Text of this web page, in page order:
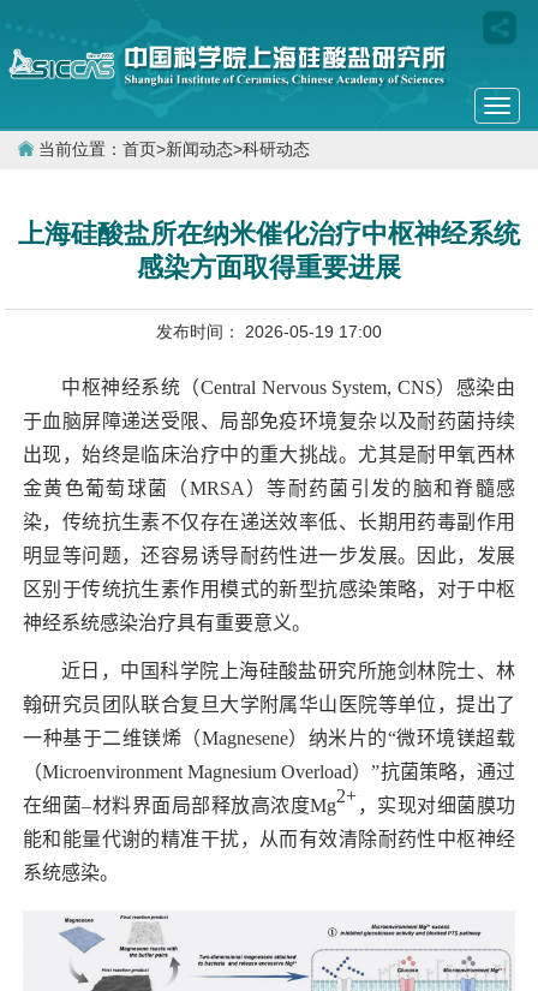
当前位置： 首页>新闻动态>科研动态
上海硅酸盐所在纳米催化治疗中枢神经系统
感染方面取得重要进展
发布时间： 2026-05-19 17:00
中枢神经系统（Central Nervous System, CNS）感染由
于血脑屏障递送受限、局部免疫环境复杂以及耐药菌持续
出现，始终是临床治疗中的重大挑战。尤其是耐甲氧西林
金黄色葡萄球菌（MRSA ）等耐药菌引发的脑和脊髓感
染，传统抗生素不仅存在递送效率低、长期用药毒副作用
明显等问题，还容易诱导耐药性进一步发展。因此，发展
区别于传统抗生素作用模式的新型抗感染策略，对于中枢
神经系统感染治疗具有重要意义。
近日，中国科学院上海硅酸盐研究所施剑林院士、林
翰研究员团队联合复旦大学附属华山医院等单位，提出了
一种基于二维镁烯（Magnesene）纳米片的“微环境镁超载
（Microenvironment Magnesium Overload）”抗菌策略，通过
在细菌–材料界面局部释放高浓度Mg2+，实现对细菌膜功
能和能量代谢的精准干扰，从而有效清除耐药性中枢神经
系统感染。